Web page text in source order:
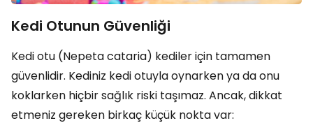
Kedi Otunun Güvenliği
Kedi otu (Nepeta cataria) kediler için tamamen
güvenlidir. Kediniz kedi otuyla oynarken ya da onu
koklarken hiçbir sağlık riski taşımaz. Ancak, dikkat
etmeniz gereken birkaç küçük nokta var: